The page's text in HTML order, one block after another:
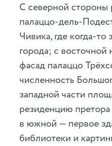
С северной стороны
палаццо-дель-
Чивика, где когда-то
города; с
фасад палаццо
численность
западной части
резиденцию
в южной — первое
библиотеки и